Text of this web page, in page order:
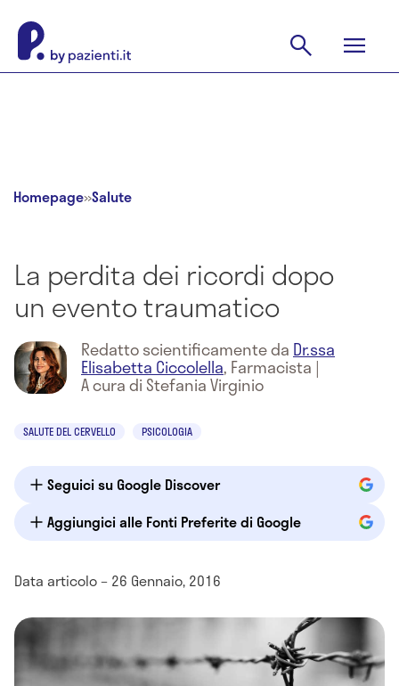
Homepage»Salute
La perdita dei ricordi dopo
un evento traumatico
Redatto scientificamente da Dr.ssa
Elisabetta Ciccolella, Farmacista |
A cura di Stefania Virginio
SALUTE DEL CERVELLO PSICOLOGIA
Seguici su Google Discover
Aggiungici alle Fonti Preferite di Google
Data articolo – 26 Gennaio, 2016